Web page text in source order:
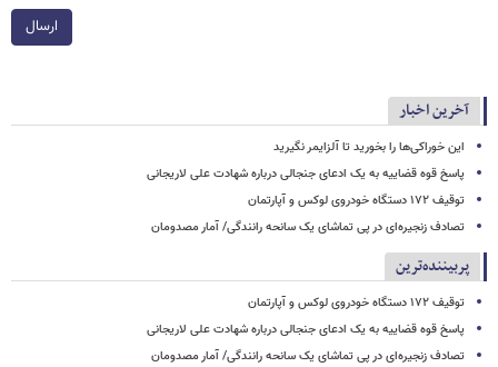
ارسال
آخرین اخبار
این خوراکی‌ها را بخورید تا آلزایمر نگیرید
پاسخ قوه قضاییه به یک ادعای جنجالی درباره شهادت علی لاریجانی
توقیف ۱۷۲ دستگاه خودروی لوکس و آپارتمان
تصادف زنجیره‌ای در پی تماشای یک سانحه رانندگی/ آمار مصدومان
پربیننده‌ترین
توقیف ۱۷۲ دستگاه خودروی لوکس و آپارتمان
پاسخ قوه قضاییه به یک ادعای جنجالی درباره شهادت علی لاریجانی
تصادف زنجیره‌ای در پی تماشای یک سانحه رانندگی/ آمار مصدومان